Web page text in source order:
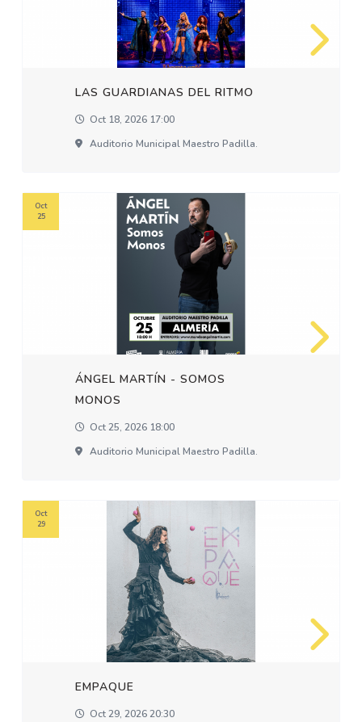
LAS GUARDIANAS DEL RITMO
Oct 18, 2026 17:00
Auditorio Municipal Maestro Padilla.
ÁNGEL MARTÍN - SOMOS
MONOS
Oct 25, 2026 18:00
Auditorio Municipal Maestro Padilla.
Oct
25
EMPAQUE
Oct 29, 2026 20:30
Oct
29